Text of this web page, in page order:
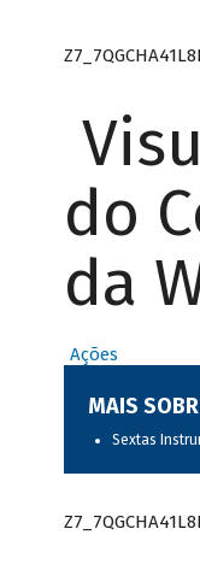
do
da
Ações
MAIS
Sextas